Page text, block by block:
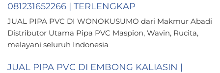
081231652266 | TERLENGKAP
JUAL PIPA PVC DI WONOKUSUMO dari Makmur Abadi
Distributor Utama Pipa PVC Maspion, Wavin, Rucita,
melayani seluruh Indonesia
JUAL PIPA PVC DI EMBONG KALIASIN |